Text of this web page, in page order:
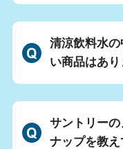
清涼飲料水
い商品はあり
サントリー
ナップを教え